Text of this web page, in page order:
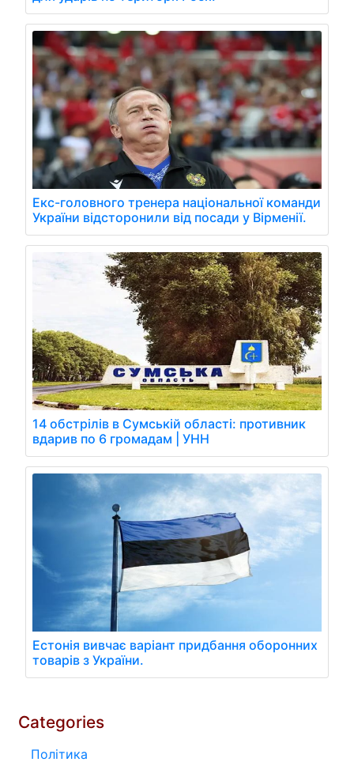
Екс-головного тренера національної команди
України відсторонили від посади у Вірменії.
14 обстрілів в Сумській області: противник
вдарив по 6 громадам | УНН
Естонія вивчає варіант придбання оборонних
товарів з України.
Categories
Політика